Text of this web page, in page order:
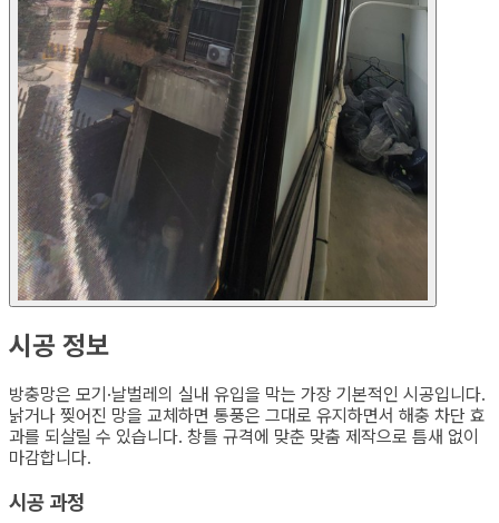
시공 정보
방충망은 모기·날벌레의 실내 유입을 막는 가장 기본적인 시공입니다.
낡거나 찢어진 망을 교체하면 통풍은 그대로 유지하면서 해충 차단 효
과를 되살릴 수 있습니다. 창틀 규격에 맞춘 맞춤 제작으로 틈새 없이
마감합니다.
시공 과정